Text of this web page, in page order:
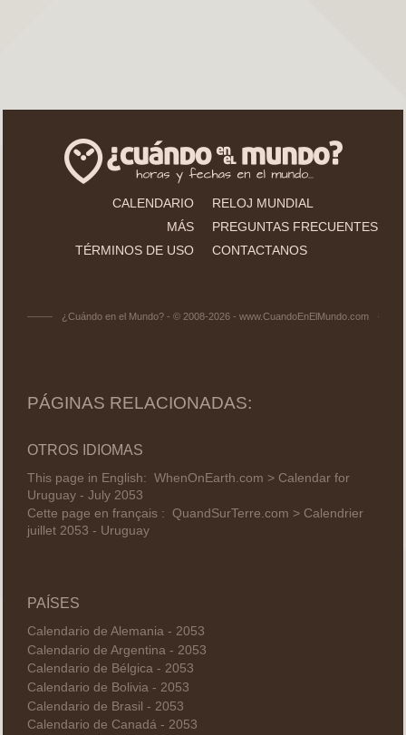
CALENDARIO
RELOJ MUNDIAL
MÁS
PREGUNTAS FRECUENTES
TÉRMINOS DE USO
CONTACTANOS
¿Cuándo en el Mundo? - © 2008-2026 - www.CuandoEnElMundo.com
PÁGINAS RELACIONADAS:
OTROS IDIOMAS
This page in English: WhenOnEarth.com > Calendar for
Uruguay - July 2053
Cette page en français : QuandSurTerre.com > Calendrier
juillet 2053 - Uruguay
PAÍSES
Calendario de Alemania - 2053
Calendario de Argentina - 2053
Calendario de Bélgica - 2053
Calendario de Bolivia - 2053
Calendario de Brasil - 2053
Calendario de Canadá - 2053